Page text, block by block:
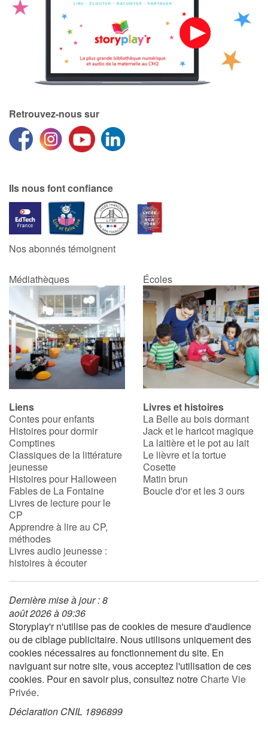
Retrouvez-nous sur
Ils nous font confiance
Nos abonnés témoignent
Médiathèques Écoles
Liens
Contes pour enfants
Histoires pour dormir
Comptines
Classiques de la littérature
jeunesse
Histoires pour Halloween
Fables de La Fontaine
Livres de lecture pour le
CP
Apprendre à lire au CP,
méthodes
Livres audio jeunesse :
histoires à écouter
Livres et histoires
La Belle au bois dormant
Jack et le haricot magique
La laitière et le pot au lait
Le lièvre et la tortue
Cosette
Matin brun
Boucle d'or et les 3 ours
Dernière mise à jour : 8
août 2026 à 09:36
Storyplay'r n'utilise pas de cookies de mesure d'audience
ou de ciblage publicitaire. Nous utilisons uniquement des
cookies nécessaires au fonctionnement du site. En
naviguant sur notre site, vous acceptez l'utilisation de ces
cookies. Pour en savoir plus, consultez notreCharte Vie
Privée.
Déclaration CNIL 1896899